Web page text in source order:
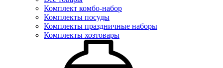
Комплект комбо-набор
Комплекты посуды
Комплекты праздничные наборы
Комплекты хозтовары